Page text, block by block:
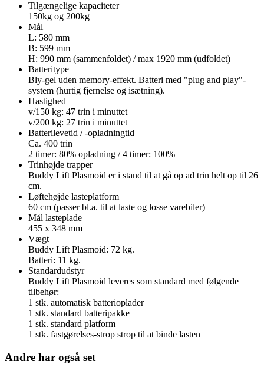
Tilgængelige kapaciteter
150kg og 200kg
Mål
L: 580 mm
B: 599 mm
H: 990 mm (sammenfoldet) / max 1920 mm (udfoldet)
Batteritype
Bly-gel uden memory-effekt. Batteri med "plug and play"-
system (hurtig fjernelse og isætning).
Hastighed
v/150 kg: 47 trin i minuttet
v/200 kg: 27 trin i minuttet
Batterilevetid / -opladningtid
Ca. 400 trin
2 timer: 80% opladning / 4 timer: 100%
Trinhøjde trapper
Buddy Lift Plasmoid er i stand til at gå op ad trin helt op til 26
cm.
Løftehøjde lasteplatform
60 cm (passer bl.a. til at laste og losse varebiler)
Mål lasteplade
455 x 348 mm
Vægt
Buddy Lift Plasmoid: 72 kg.
Batteri: 11 kg.
Standardudstyr
Buddy Lift Plasmoid leveres som standard med følgende
tilbehør:
1 stk. automatisk batterioplader
1 stk. standard batteripakke
1 stk. standard platform
1 stk. fastgørelses-strop strop til at binde lasten
Andre har også set